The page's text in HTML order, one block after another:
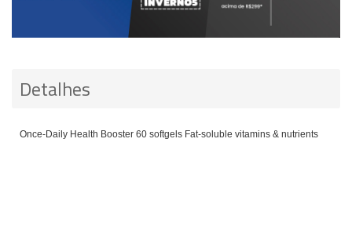
Detalhes
Once-Daily Health Booster 60 softgels Fat-soluble vitamins & nutrients